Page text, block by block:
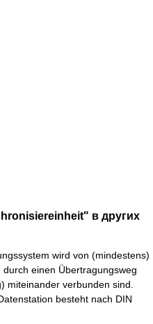
в других
wird von (mindestens)
einen Übertragungsweg
miteinander verbunden sind.
besteht nach DIN